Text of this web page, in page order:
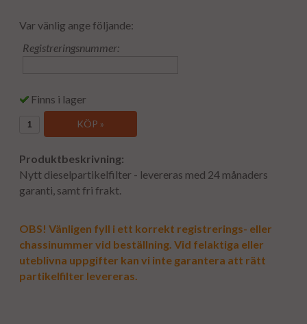
Var vänlig ange följande:
Registreringsnummer:
Finns i lager
KÖP »
Produktbeskrivning:
Nytt dieselpartikelfilter - levereras med 24 månaders
garanti, samt fri frakt.
OBS! Vänligen fyll i ett korrekt registrerings- eller
chassinummer vid beställning. Vid felaktiga eller
uteblivna uppgifter kan vi inte garantera att rätt
partikelfilter levereras.